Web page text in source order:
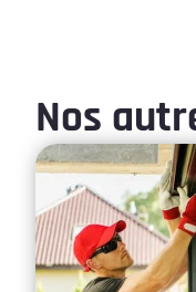
Nos